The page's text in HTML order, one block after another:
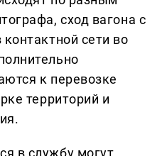
сход вагона с
сети во
к перевозке
территорий и
в службу могут